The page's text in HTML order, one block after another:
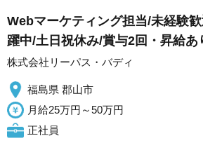
Webマーケティング担当/未経験
躍中/土日祝休み/賞与2回・昇給あ
株式会社リーパス・バディ
福島県 郡山市
月給25万円～50万円
正社員